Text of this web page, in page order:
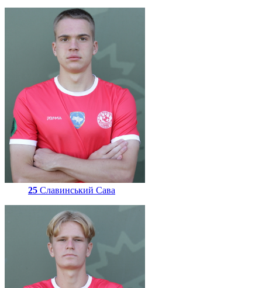
25 Славинський Сава